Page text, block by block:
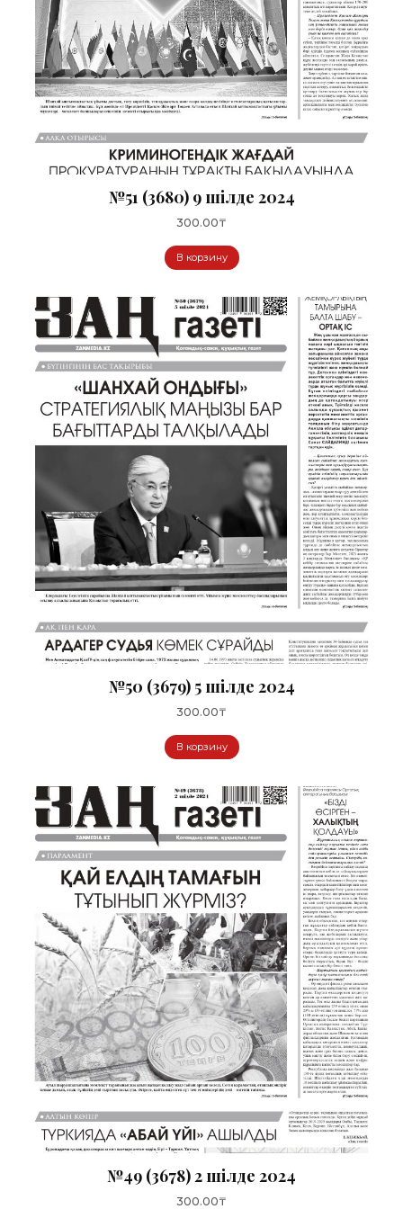
№51 (3680) 9 шілде 2024
300.00₸
В корзину
№50 (3679) 5 шілде 2024
300.00₸
В корзину
№49 (3678) 2 шілде 2024
300.00₸